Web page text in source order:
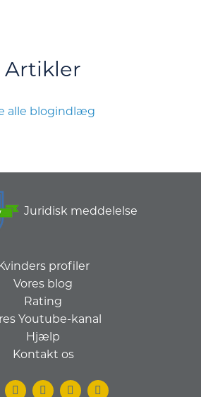
Artikler
alle blogindlæg
Juridisk meddelelse
profiler
Vores blog
Rating
Youtube-kanal
Hjælp
Kontakt os